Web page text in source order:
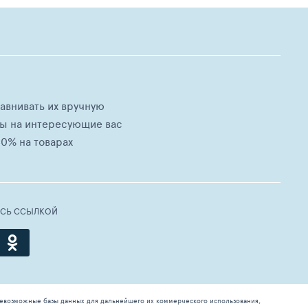
их вручную
на интересующие вас
на товарах
ССЫЛКОЙ
базы данных для дальнейшего их коммерческого использования,